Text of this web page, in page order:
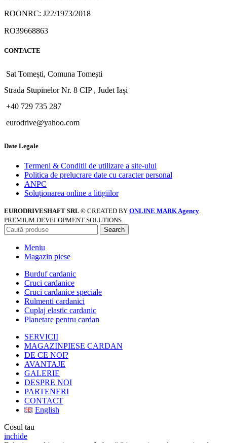
ROONRC: J22/1973/2018
RO39668863
CONTACTE
Sat Tomești, Comuna Tomești
Strada Stupinelor Nr. 8 CIP , Judet Iași
+40 729 735 287
eurodrive@yahoo.com
Date Legale
Termeni & Conditii de utilizare a site-ului
Politica de prelucrare date cu caracter personal
ANPC
Soluționarea online a litigiilor
EURODRIVESHAFT SRL © CREATED BY ONLINE MARK Agency.
PREMIUM DEVELOPMENT SOLUTIONS.
Search
Meniu
Magazin piese
Burduf cardanic
Cruci cardanice
Cruci cardanice speciale
Rulmenti cardanici
Cuplaj elastic cardanic
Planetare pentru cardan
SERVICII
MAGAZINPIESE CARDAN
DE CE NOI?
AVANTAJE
GALERIE
DESPRE NOI
PARTENERI
CONTACT
English
Cosul tau
inchide